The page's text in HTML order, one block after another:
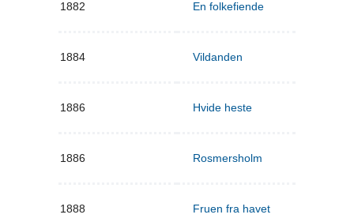
1882 En folkefiende
1884 Vildanden
1886 Hvide heste
1886 Rosmersholm
1888 Fruen fra havet